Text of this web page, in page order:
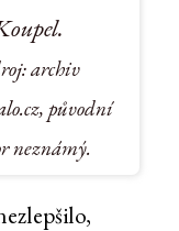
archiv
původní
neznámý.